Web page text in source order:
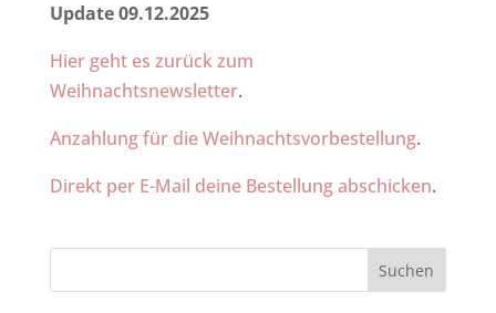
Update 09.12.2025
Hier geht es zurück zum
Weihnachtsnewsletter.
Anzahlung für die Weihnachtsvorbestellung.
Direkt per E-Mail deine Bestellung abschicken.